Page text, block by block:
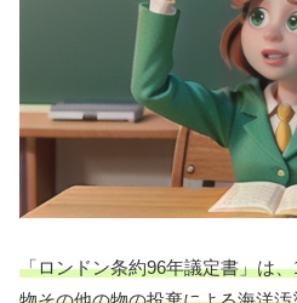
「ロンドン条約96年議定書」は